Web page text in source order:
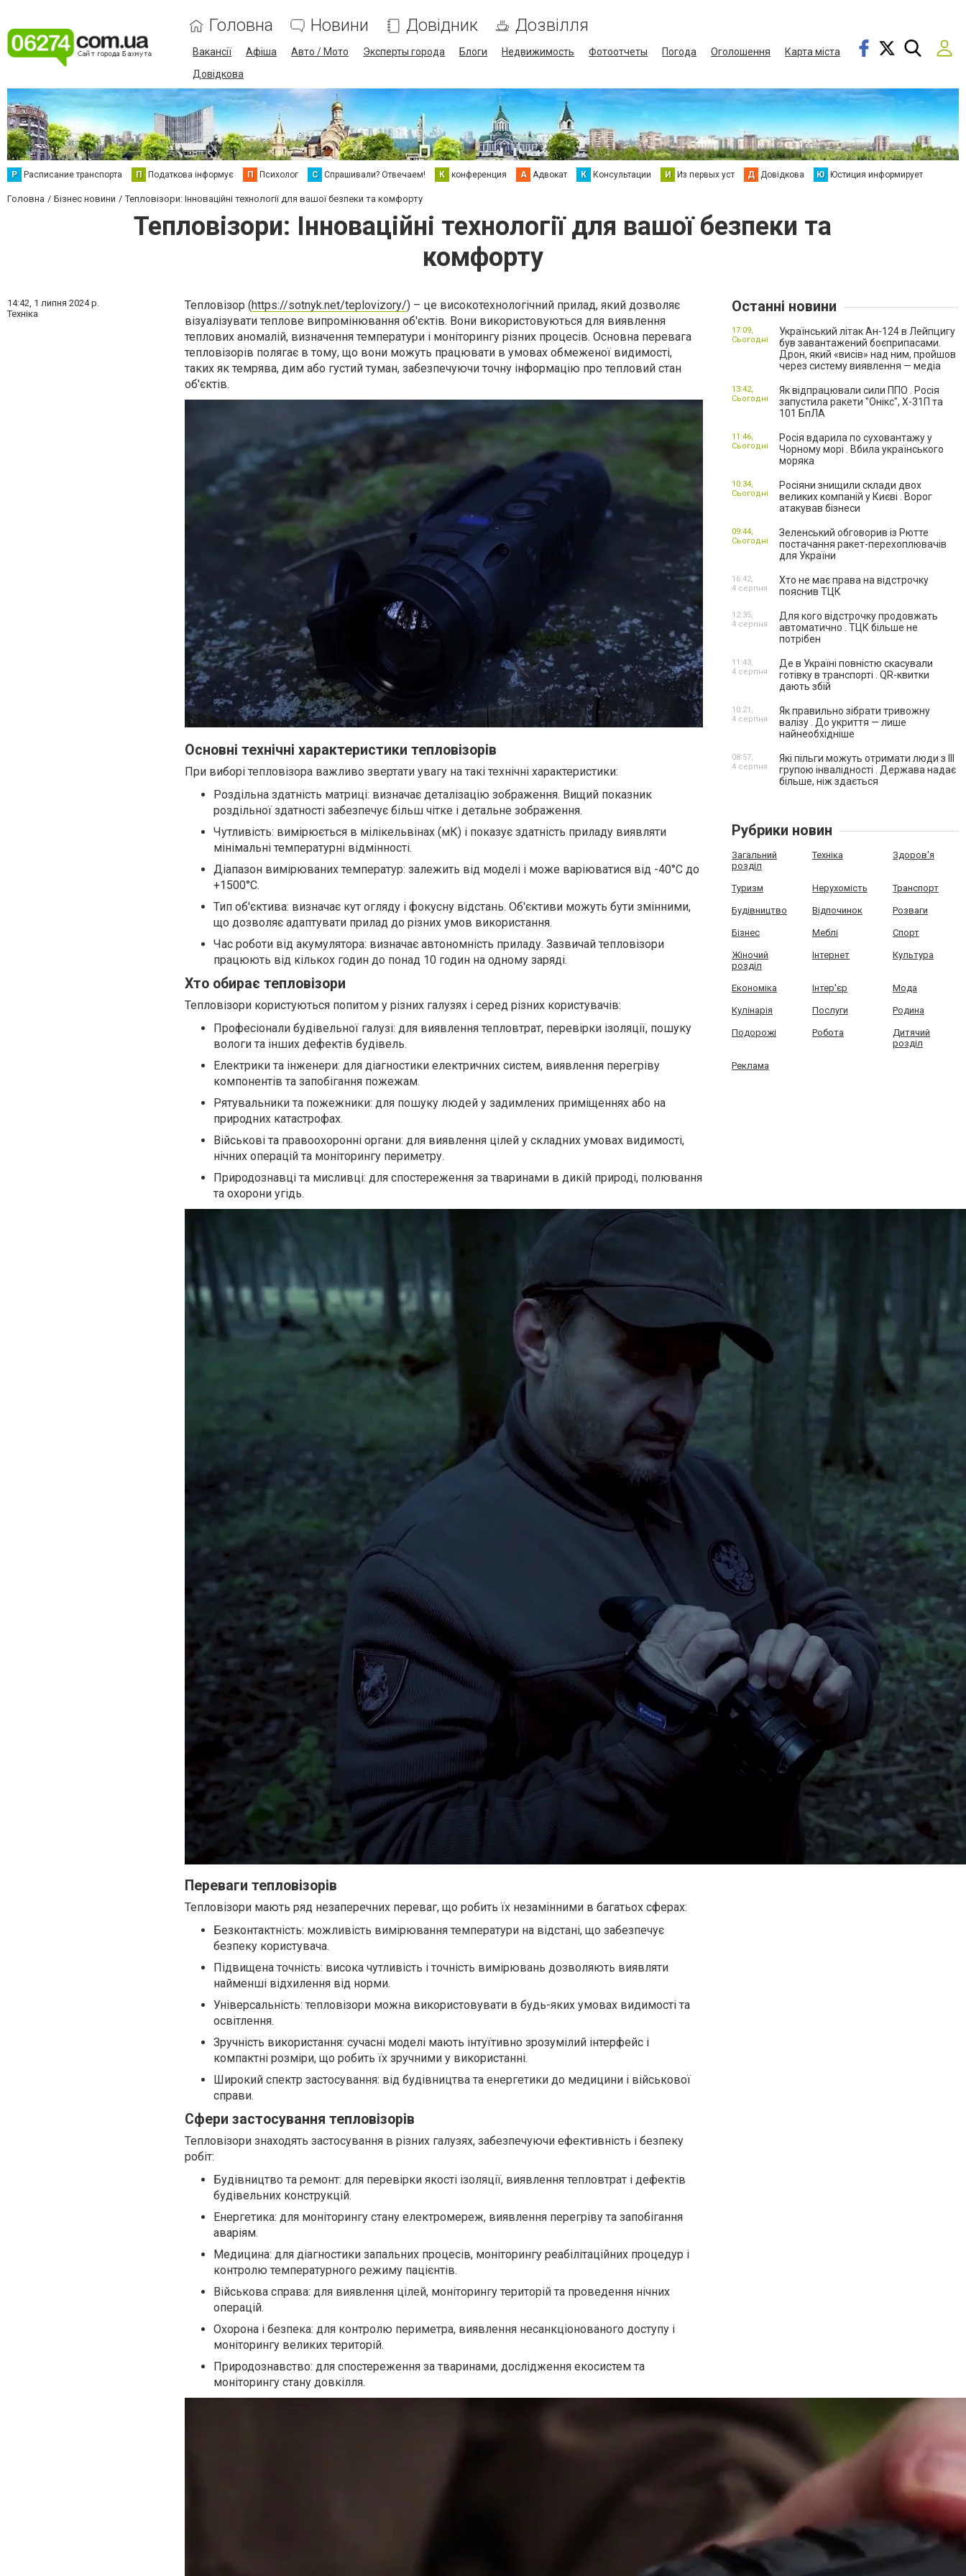
Головна Новини Довідник Дозвілля
Вакансії Афіша Авто / Мото Эксперты города Блоги Недвижимость Фотоотчеты Погода Оголошення
Карта міста
Довідкова
Р Расписание транспорта П Податкова інформує П Психолог С Спрашивали? Отвечаем! К конференция А Адвокат К Консультации И Из первых уст Д Довідкова Ю Юстиция информирует
Головна Бізнес новини Тепловізори: Інноваційні технології для вашої безпеки та комфорту
Тепловізори: Інноваційні технології для вашої безпеки та
комфорту
14:42, 1 липня 2024 р.
Техніка
Тепловізор (https://sotnyk.net/teplovizory/) – це високотехнологічний прилад, який дозволяє
візуалізувати теплове випромінювання об'єктів. Вони використовуються для виявлення
теплових аномалій, визначення температури і моніторингу різних процесів. Основна перевага
тепловізорів полягає в тому, що вони можуть працювати в умовах обмеженої видимості,
таких як темрява, дим або густий туман, забезпечуючи точну інформацію про тепловий стан
об'єктів.
Основні технічні характеристики тепловізорів
При виборі тепловізора важливо звертати увагу на такі технічні характеристики:
Роздільна здатність матриці: визначає деталізацію зображення. Вищий показник
роздільної здатності забезпечує більш чітке і детальне зображення.
Чутливість: вимірюється в мілікельвінах (мК) і показує здатність приладу виявляти
мінімальні температурні відмінності.
Діапазон вимірюваних температур: залежить від моделі і може варіюватися від -40°C до
+1500°C.
Тип об'єктива: визначає кут огляду і фокусну відстань. Об'єктиви можуть бути змінними,
що дозволяє адаптувати прилад до різних умов використання.
Час роботи від акумулятора: визначає автономність приладу. Зазвичай тепловізори
працюють від кількох годин до понад 10 годин на одному заряді.
Хто обирає тепловізори
Тепловізори користуються попитом у різних галузях і серед різних користувачів:
Професіонали будівельної галузі: для виявлення тепловтрат, перевірки ізоляції, пошуку
вологи та інших дефектів будівель.
Електрики та інженери: для діагностики електричних систем, виявлення перегріву
компонентів та запобігання пожежам.
Рятувальники та пожежники: для пошуку людей у задимлених приміщеннях або на
природних катастрофах.
Військові та правоохоронні органи: для виявлення цілей у складних умовах видимості,
нічних операцій та моніторингу периметру.
Природознавці та мисливці: для спостереження за тваринами в дикій природі, полювання
та охорони угідь.
Переваги тепловізорів
Тепловізори мають ряд незаперечних переваг, що робить їх незамінними в багатьох сферах:
Безконтактність: можливість вимірювання температури на відстані, що забезпечує
безпеку користувача.
Підвищена точність: висока чутливість і точність вимірювань дозволяють виявляти
найменші відхилення від норми.
Універсальність: тепловізори можна використовувати в будь-яких умовах видимості та
освітлення.
Зручність використання: сучасні моделі мають інтуїтивно зрозумілий інтерфейс і
компактні розміри, що робить їх зручними у використанні.
Широкий спектр застосування: від будівництва та енергетики до медицини і військової
справи.
Сфери застосування тепловізорів
Тепловізори знаходять застосування в різних галузях, забезпечуючи ефективність і безпеку
робіт:
Будівництво та ремонт: для перевірки якості ізоляції, виявлення тепловтрат і дефектів
будівельних конструкцій.
Енергетика: для моніторингу стану електромереж, виявлення перегріву та запобігання
аваріям.
Медицина: для діагностики запальних процесів, моніторингу реабілітаційних процедур і
контролю температурного режиму пацієнтів.
Військова справа: для виявлення цілей, моніторингу територій та проведення нічних
операцій.
Охорона і безпека: для контролю периметра, виявлення несанкціонованого доступу і
моніторингу великих територій.
Природознавство: для спостереження за тваринами, дослідження екосистем та
моніторингу стану довкілля.
Останні новини
Український літак Ан-124 в Лейпцигу
був завантажений боєприпасами.
Дрон, який «висів» над ним, пройшов
через систему виявлення — медіа
17:09,
Сьогодні
Як відпрацювали сили ППО . Росія
запустила ракети "Онікс", Х-31П та
101 БпЛА
13:42,
Сьогодні
Росія вдарила по суховантажу у
Чорному морі . Вбила українського
моряка
11:46,
Сьогодні
Росіяни знищили склади двох
великих компаній у Києві . Ворог
атакував бізнеси
10:34,
Сьогодні
Зеленський обговорив із Рютте
постачання ракет-перехоплювачів
для України
09:44,
Сьогодні
Хто не має права на відстрочку
пояснив ТЦК
16:42,
4 серпня
Для кого відстрочку продовжать
автоматично . ТЦК більше не
потрібен
12:35,
4 серпня
Де в Україні повністю скасували
готівку в транспорті . QR-квитки
дають збій
11:43,
4 серпня
Як правильно зібрати тривожну
валізу . До укриття — лише
найнеобхідніше
10:21,
4 серпня
Які пільги можуть отримати люди з III
групою інвалідності . Держава надає
більше, ніж здається
08:57,
4 серпня
Рубрики новин
Загальний
розділ
Техніка Здоров'я
Туризм Нерухомість Транспорт
Будівництво Відпочинок Розваги
Бізнес Меблі Спорт
Жіночий
розділ
Інтернет Культура
Економіка Інтер'єр Мода
Кулінарія Послуги Родина
Подорожі Робота
Дитячий
розділ
Реклама